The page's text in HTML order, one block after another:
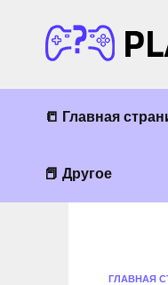
содержанию
📒 Главная
📕 Другое
ГЛАВНАЯ